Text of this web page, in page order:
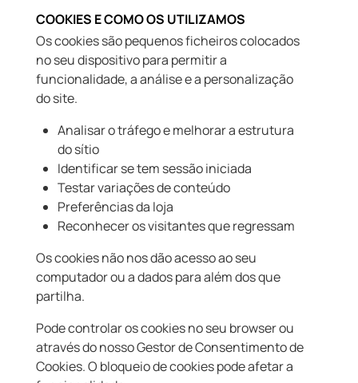
COOKIES E COMO OS UTILIZAMOS
Os cookies são pequenos ficheiros colocados
no seu dispositivo para permitir a
funcionalidade, a análise e a personalização
do site.
Analisar o tráfego e melhorar a estrutura
do sítio
Identificar se tem sessão iniciada
Testar variações de conteúdo
Preferências da loja
Reconhecer os visitantes que regressam
Os cookies não nos dão acesso ao seu
computador ou a dados para além dos que
partilha.
Pode controlar os cookies no seu browser ou
através do nosso Gestor de Consentimento de
Cookies. O bloqueio de cookies pode afetar a